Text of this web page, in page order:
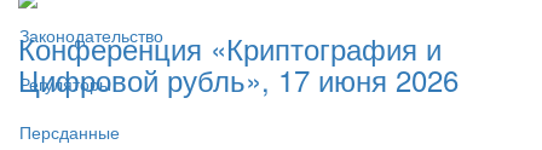
Законодательство
Регуляторы
Персданные
Конференция «Криптография и
Цифровой рубль», 17 июня 2026